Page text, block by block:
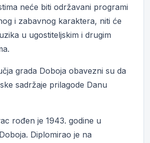
neće biti održavani programi
i zabavnog karaktera, niti će
u ugostiteljskim i drugim
grada Doboja obavezni su da
sadržaje prilagode Danu
rođen je 1943. godine u
Diplomirao je na